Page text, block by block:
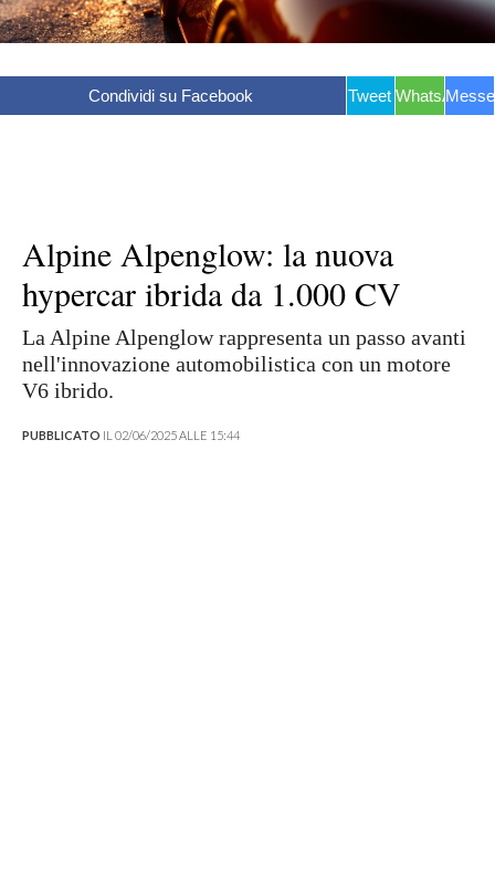
Condividi su Facebook Tweet WhatsApp
Alpine Alpenglow: la nuova
hypercar ibrida da 1.000 CV
La Alpine Alpenglow rappresenta un passo avanti
nell'innovazione automobilistica con un motore
V6 ibrido.
PUBBLICATO IL 02/06/2025 ALLE 15:44